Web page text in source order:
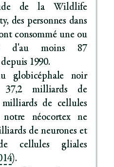
de la Wildlife
des personnes dans
consommé une ou
d'au moins 87
1990.
globicéphale noir
37,2 milliards de
de cellules
néocortex ne
de neurones et
cellules gliales
).